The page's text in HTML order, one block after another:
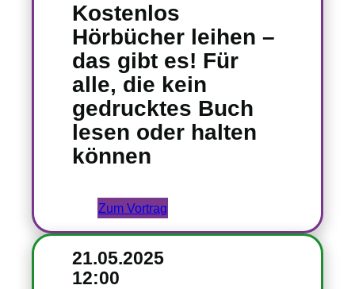
Kostenlos
Hörbücher leihen –
das gibt es! Für
alle, die kein
gedrucktes Buch
lesen oder halten
können
Zum Vortrag
21.05.2025
12:00